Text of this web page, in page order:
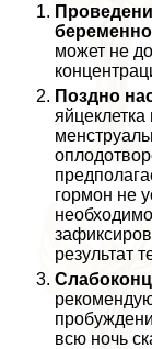
может не
Поздно
гормон не
результат
всю ночь